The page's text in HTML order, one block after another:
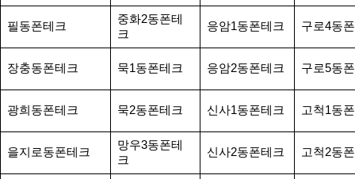
필동폰테크
중화2동폰테
크
응암1동폰테크 구로4동
장충동폰테크 묵1동폰테크 응암2동폰테크 구로5동
광희동폰테크 묵2동폰테크 신사1동폰테크 고척1동
을지로동폰테크
망우3동폰테
크
신사2동폰테크 고척2동